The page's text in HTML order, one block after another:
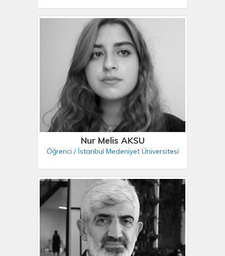
Nur Melis AKSU
Öğrenci / İstanbul Medeniyet Üniversitesi